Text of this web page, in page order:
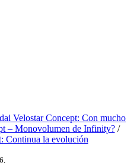
Velostar Concept: Con mucho
– Monovolumen de Infinity?/
Continua la evolución